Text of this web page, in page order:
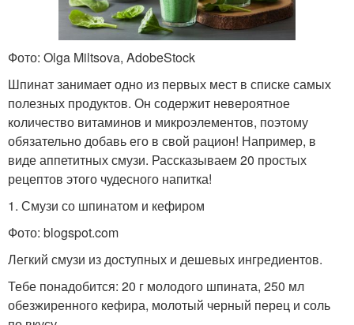
Фото: Olga Miltsova, AdobeStock
Шпинат занимает одно из первых мест в списке самых
полезных продуктов. Он содержит невероятное
количество витаминов и микроэлементов, поэтому
обязательно добавь его в свой рацион! Например, в
виде аппетитных смузи. Рассказываем 20 простых
рецептов этого чудесного напитка!
1. Смузи со шпинатом и кефиром
Фото: blogspot.com
Легкий смузи из доступных и дешевых ингредиентов.
Тебе понадобится: 20 г молодого шпината, 250 мл
обезжиренного кефира, молотый черный перец и соль